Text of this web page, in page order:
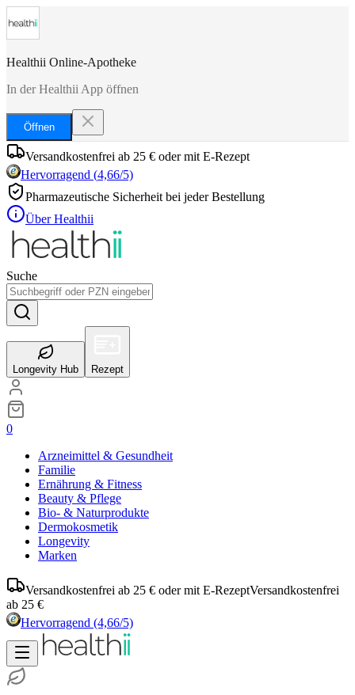
Healthii Online-Apotheke
In der Healthii App öffnen
Öffnen
Versandkostenfrei ab 25 € oder mit E-Rezept
Hervorragend (4,66/5)
Pharmazeutische Sicherheit bei jeder Bestellung
Über Healthii
Suche
Longevity Hub Rezept
0
Arzneimittel & Gesundheit
Familie
Ernährung & Fitness
Beauty & Pflege
Bio- & Naturprodukte
Dermokosmetik
Longevity
Marken
Versandkostenfrei ab 25 € oder mit E-RezeptVersandkostenfrei
ab 25 €
Hervorragend (4,66/5)